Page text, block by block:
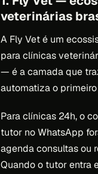
veterinárias
A Fly Vet é um
para clínicas
— é a camada que
automatiza o
Para clínicas 24h, o
tutor no WhatsApp
agenda consultas ou
Quando o tutor entra